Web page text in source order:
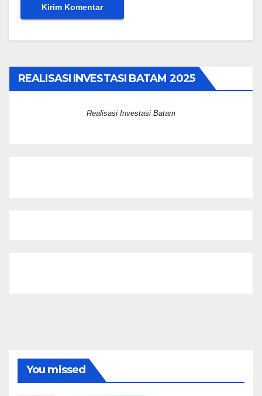
REALISASI INVESTASI BATAM 2025
Realisasi Investasi Batam
You missed